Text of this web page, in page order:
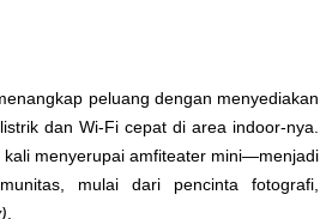
peluang dengan menyediakan
dan Wi-Fi cepat di area indoor-nya.
menyerupai amfiteater mini—menjadi
mulai dari pencinta fotografi,